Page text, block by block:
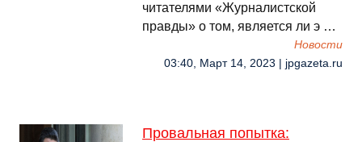
читателями «Журналистской
правды» о том, является ли э …
Новости
03:40, Март 14, 2023 | jpgazeta.ru
Провальная попытка: